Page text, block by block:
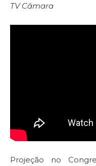
TV Câmara
Projeção no